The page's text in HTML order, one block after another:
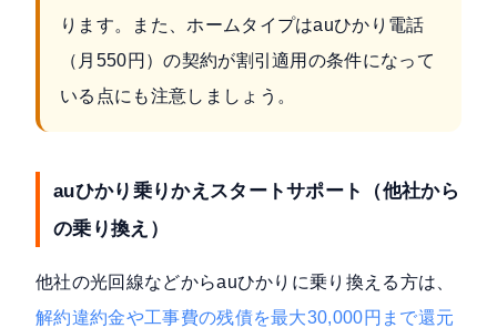
ります。また、ホームタイプはauひかり電話
（月550円）の契約が割引適用の条件になって
いる点にも注意しましょう。
auひかり乗りかえスタートサポート（他社から
の乗り換え）
他社の光回線などからauひかりに乗り換える方は、
解約違約金や工事費の残債を最大30,000円まで還元